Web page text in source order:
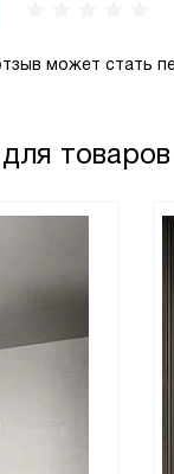
может стать
товаров